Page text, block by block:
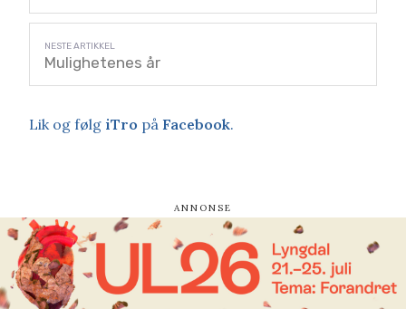
Mulighetenes år
Lik og følg iTro på Facebook.